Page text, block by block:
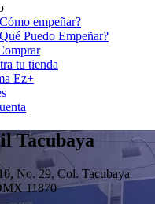
empeñar?
Puedo Empeñar?
tu tienda
Ez+
Tacubaya
No. 29, Col. Tacubaya
11870